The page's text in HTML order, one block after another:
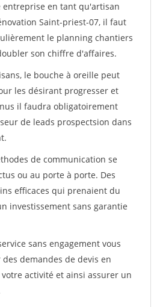
entreprise en tant qu'artisan
Saint-priest-07, il faut
le planning chantiers
son chiffre d'affaires.
le bouche à oreille peut
les désirant progresser et
il faudra obligatoirement
de leads prospectsion dans
de communication se
ou au porte à porte. Des
efficaces qui prenaient du
investissement sans garantie
sans engagement vous
demandes de devis en
activité et ainsi assurer un